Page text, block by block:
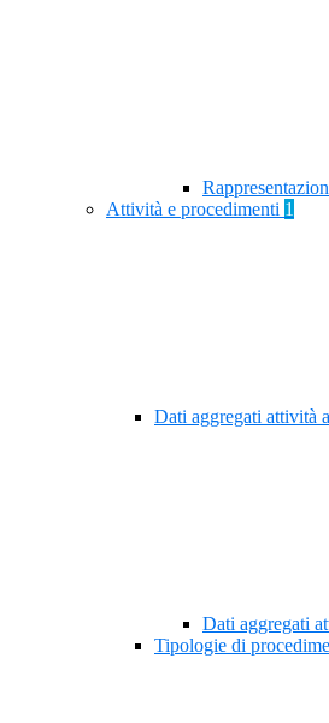
Attività e procedimenti 1
Dati aggregati attività
Dati aggregati
Tipologie di